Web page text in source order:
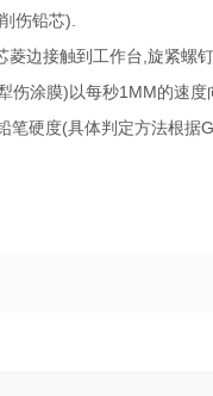
伤铅芯).
边接触到工作台,旋紧螺
涂膜)以每秒1MM的速
硬度(具体判定方法根据